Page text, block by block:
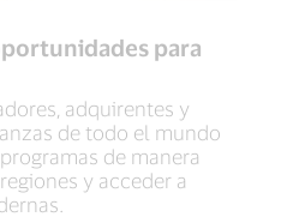
para
adquirentes y
de todo el mundo
de manera
y acceder a